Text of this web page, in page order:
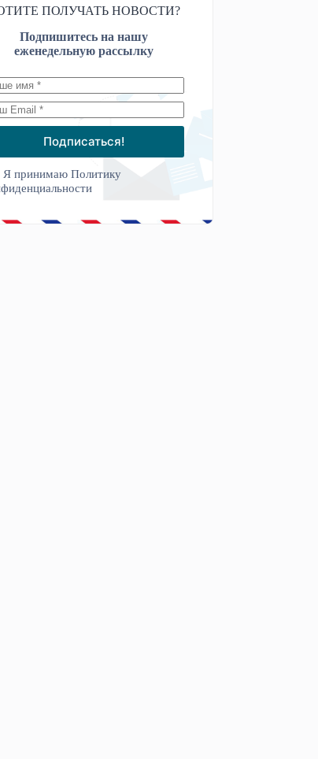
ПОЛУЧАТЬ НОВОСТИ?
Подпишитесь на нашу
еженедельную рассылку
Подписаться!
Я принимаюПолитику